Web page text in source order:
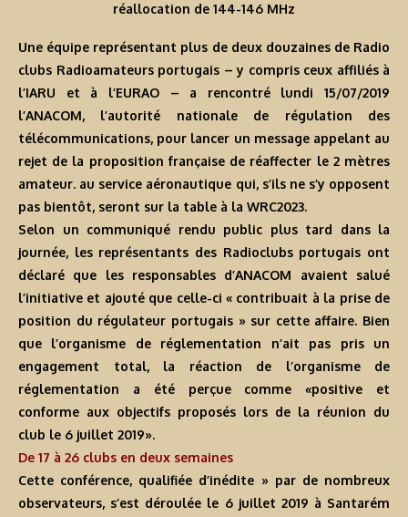
réallocation de 144-146 MHz
Une équipe représentant plus de deux douzaines de Radio
clubs Radioamateurs portugais – y compris ceux affiliés à
l’IARU et à l’EURAO – a rencontré lundi 15/07/2019
l’ANACOM, l’autorité nationale de régulation des
télécommunications, pour lancer un message appelant au
rejet de la proposition française de réaffecter le 2 mètres
amateur. au service aéronautique qui, s’ils ne s’y opposent
pas bientôt, seront sur la table à la WRC2023.
Selon un communiqué rendu public plus tard dans la
journée, les représentants des Radioclubs portugais ont
déclaré que les responsables d’ANACOM avaient salué
l’initiative et ajouté que celle-ci « contribuait à la prise de
position du régulateur portugais » sur cette affaire. Bien
que l’organisme de réglementation n’ait pas pris un
engagement total, la réaction de l’organisme de
réglementation a été perçue comme «positive et
conforme aux objectifs proposés lors de la réunion du
club le 6 juillet 2019».
De 17 à 26 clubs en deux semaines
Cette conférence, qualifiée d’inédite » par de nombreux
observateurs, s’est déroulée le 6 juillet 2019 à Santarém